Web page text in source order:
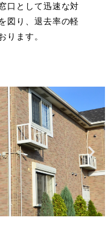
口として迅速な対
図り、退去率の軽
ります。